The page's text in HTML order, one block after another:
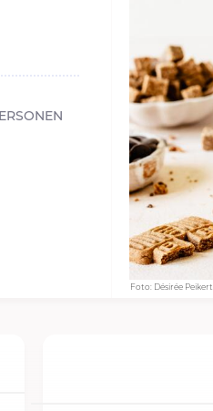
Foto: Désirée Peikert